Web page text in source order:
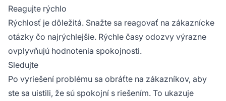
Reagujte rýchlo
Rýchlosť je dôležitá. Snažte sa reagovať na zákaznícke
otázky čo najrýchlejšie. Rýchle časy odozvy výrazne
ovplyvňujú hodnotenia spokojnosti.
Sledujte
Po vyriešení problému sa obráťte na zákazníkov, aby
ste sa uistili, že sú spokojní s riešením. To ukazuje